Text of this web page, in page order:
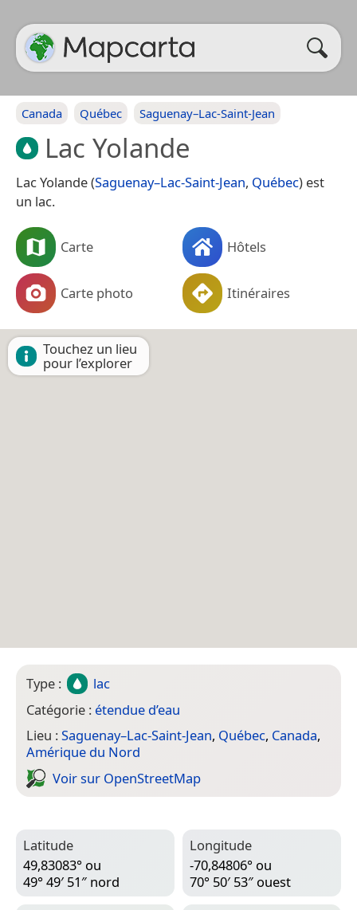
Canada Québec Saguenay–Lac-Saint-Jean
Lac Yolande
Lac Yolande (Saguenay–Lac-Saint-Jean, Québec) est
un lac.
Carte Hôtels
Carte photo Itinéraires
Touchez un lieu
pour l’explorer
Type :
lac
Catégorie : étendue d’eau
Lieu :Saguenay–Lac-Saint-Jean, Québec, Canada,
Amérique du Nord
Voir sur Open­Street­Map
Latitude
49,83083° ou
49° 49′ 51″ nord
Longitude
-70,84806° ou
70° 50′ 53″ ouest